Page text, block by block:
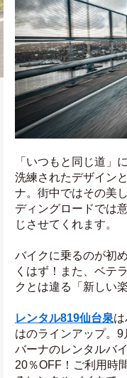
「いつもと同じ道」
洗練されたデザイン
ナ。街中ではその美
ディングロードでは
じさせてくれます。
バイクに乗るのが初
くはず！また、ベテ
クとは違る「新しい
レンタル819仙台泉
はのラインアップ。
バーナのレンタルバ
20％OFF！ご利用時